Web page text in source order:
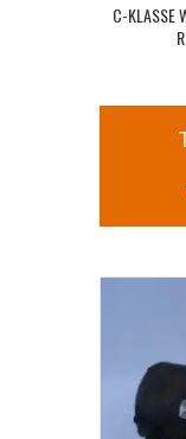
C-KLASSE